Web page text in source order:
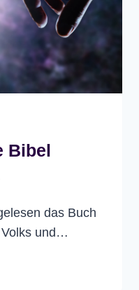
Bibel
das Buch
Volks und…